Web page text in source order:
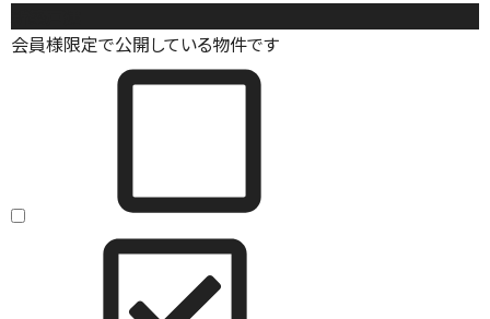
会員様限定で公開している物件です